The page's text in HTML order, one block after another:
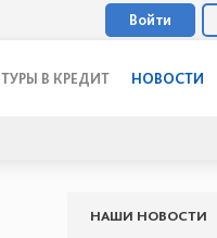
Войти
ТУРЫ В КРЕДИТ НОВОСТИ
НАШИ НОВОСТИ